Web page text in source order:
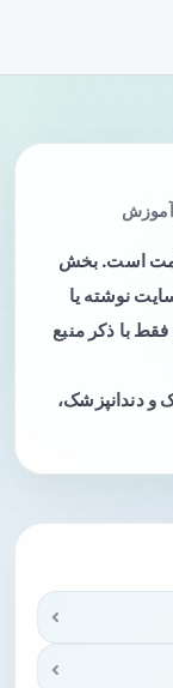
است. بخش
نوشته یا
با ذکر منبع
و دندانپزشک،